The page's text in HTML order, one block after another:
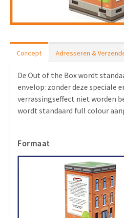
Concept Adresseren &
De Out of the Box wordt
envelop: zonder deze speciale
verrassingseffect niet worden
wordt standaard full colour
Formaat